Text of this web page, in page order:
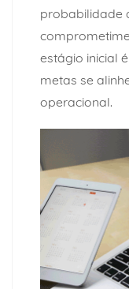
probabilidade
estágio inicial
metas se
operacional.